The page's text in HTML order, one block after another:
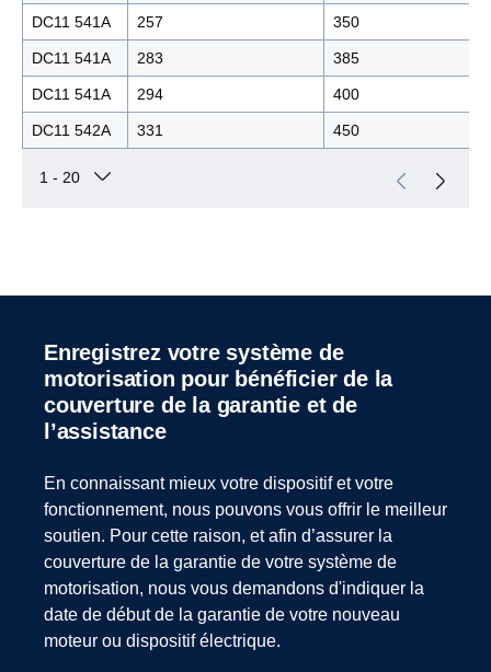
DC11 541A 257 350
DC11 541A 283 385
DC11 541A 294 400
DC11 542A 331 450
Enregistrez votre système de
motorisation pour bénéficier de la
couverture de la garantie et de
l’assistance
En connaissant mieux votre dispositif et votre
fonctionnement, nous pouvons vous offrir le meilleur
soutien. Pour cette raison, et afin d’assurer la
couverture de la garantie de votre système de
motorisation, nous vous demandons d'indiquer la
date de début de la garantie de votre nouveau
moteur ou dispositif électrique.